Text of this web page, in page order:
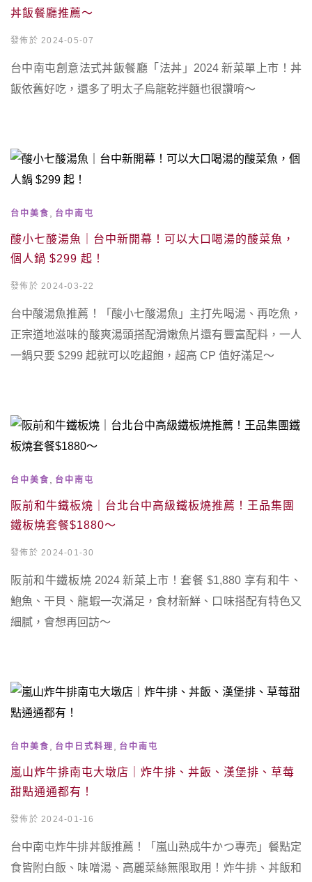
丼飯餐廳推薦～
發佈於 2024-05-07
台中南屯創意法式丼飯餐廳「法丼」2024 新菜單上市！丼
飯依舊好吃，還多了明太子烏龍乾拌麵也很讚唷～
台中美食 台中南屯
酸小七酸湯魚｜台中新開幕！可以大口喝湯的酸菜魚，
個人鍋 $299 起！
發佈於 2024-03-22
台中酸湯魚推薦！「酸小七酸湯魚」主打先喝湯、再吃魚，
正宗道地滋味的酸爽湯頭搭配滑嫩魚片還有豐富配料，一人
一鍋只要 $299 起就可以吃超飽，超高 CP 值好滿足～
台中美食 台中南屯
阪前和牛鐵板燒｜台北台中高級鐵板燒推薦！王品集團
鐵板燒套餐$1880～
發佈於 2024-01-30
阪前和牛鐵板燒 2024 新菜上市！套餐 $1,880 享有和牛、
鮑魚、干貝、龍蝦一次滿足，食材新鮮、口味搭配有特色又
細膩，會想再回訪～
台中美食 台中日式料理 台中南屯
嵐山炸牛排南屯大墩店｜炸牛排、丼飯、漢堡排、草莓
甜點通通都有！
發佈於 2024-01-16
台中南屯炸牛排丼飯推薦！「嵐山熟成牛かつ專売」餐點定
食皆附白飯、味噌湯、高麗菜絲無限取用！炸牛排、丼飯和